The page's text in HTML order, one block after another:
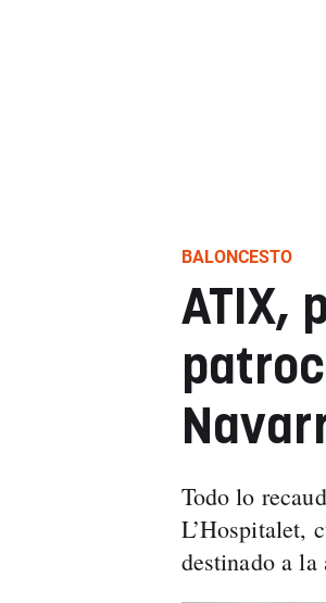
BALONCESTO
ATIX,
Todo lo
L’Hospitalet,
destinado a la